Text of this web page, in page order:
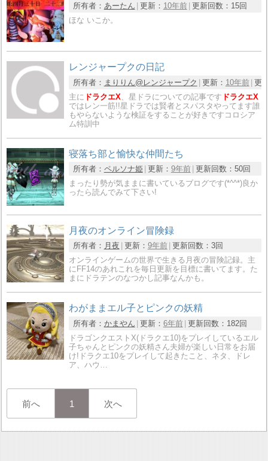
所有者： あーたん 更新： 10年前 更新回数： 15回
ほな いこか。
レンジャープクの日記
所有者： まりりん@レンジャープク 更新： 10年前 更
主に ドラクエX 、星ドラについての記事です ドラクエX
ではレン一筋!!星ドラでは賢者とスパスタやってます誰
もやらないような検証をすることが好きですコロシア
ム特訓中
寝落ち部と愉快な仲間たち
所有者： ペルソナ姫 更新： 9年前 更新回数： 50回
まったり勢が気ままに書いているブログです(*^^*)良か
ったら読んでみて下さい!
月夜のオンライン冒険録
所有者： 月夜 更新： 9年前 更新回数： 3回
オンラインゲームの世界で生きる月夜の冒険記録。主
にFF14のあれこれを毎日更新を目標に書いてます。た
まにドラテンのなつかし記事なんかも。
わがままエル子とピンクの妖精
所有者： かまやん 更新： 6年前 更新回数： 182回
ドラゴンクエストX(ドラクエ10)をプレイしているエル
子ちゃんとピンクの妖精さん夫婦が楽しい日常をお届
け!ドラクエ10をプレイして起きたこと、ネタ、ドレ
ア、ハウ…
前へ 1 次へ